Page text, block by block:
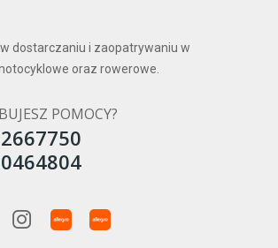
dostarczaniu i zaopatrywaniu w
oraz rowerowe.
POMOCY?